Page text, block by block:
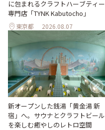
に包まれるクラフトハーブティー
専門店「TYNK Kabutocho」
東京都 2026.08.07
新オープンした銭湯「黄金湯 新
宿」へ。サウナとクラフトビール
を楽しむ癒やしのレトロ空間